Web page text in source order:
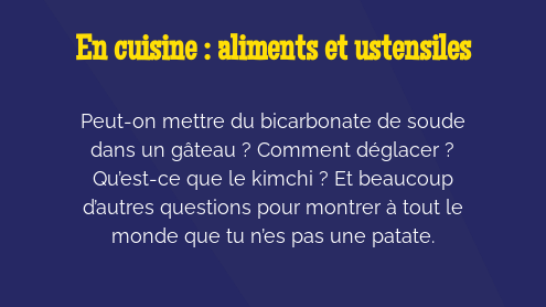
En cuisine : aliments et ustensiles
Peut-on mettre du bicarbonate de soude
dans un gâteau ? Comment déglacer ?
Qu’est-ce que le kimchi ? Et beaucoup
d’autres questions pour montrer à tout le
monde que tu n’es pas une patate.